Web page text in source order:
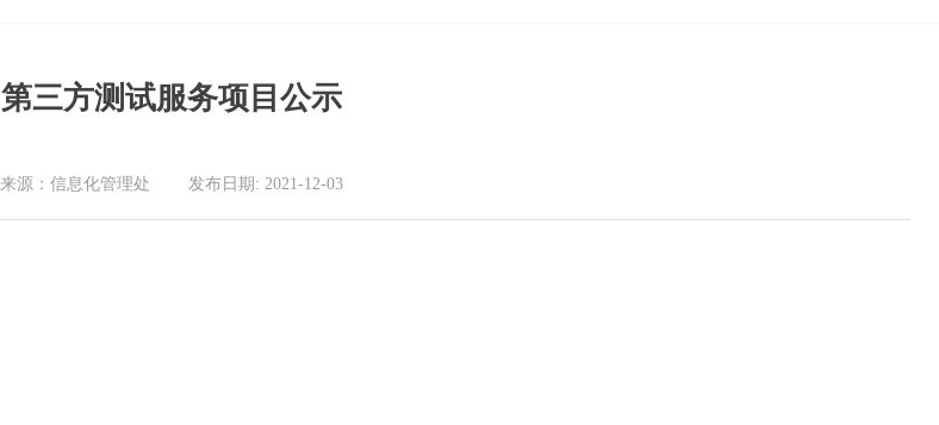
第三方测试服务项目公示
来源：信息化管理处 发布日期: 2021-12-03